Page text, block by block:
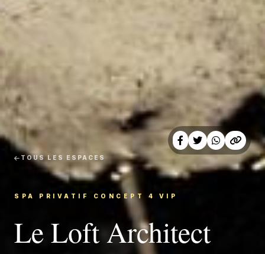
Partager
TOUS LES ESPACES
SPA PRIVATIF CONCEPT 4 VIP
Le Loft Architect